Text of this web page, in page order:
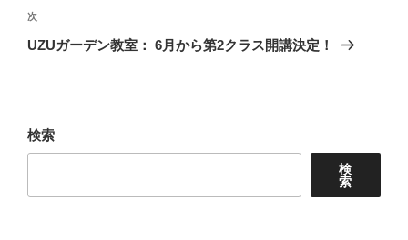
ビ
ゲ
ン
稿
次
の
次
UZUガーデン教室： 6月から第2クラス開講決定！
検索
検
索